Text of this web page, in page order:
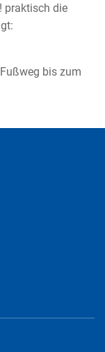
praktisch die
bis zum